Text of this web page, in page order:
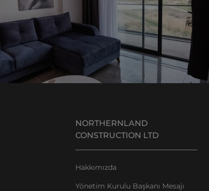
NORTHERNLAND
CONSTRUCTION LTD
Hakkımızda
Yönetim Kurulu Başkanı Mesajı